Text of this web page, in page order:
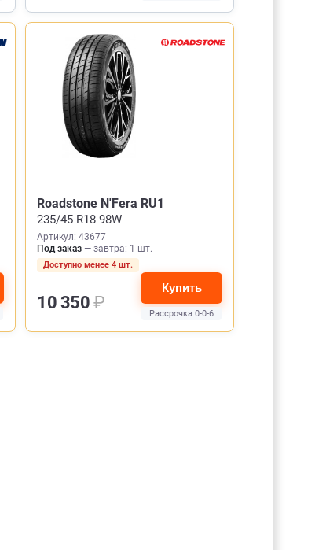
Roadstone N'Fera RU1
235/45 R18 98W
Артикул: 43677
Под заказ — завтра: 1 шт.
Доступно менее 4 шт.
10 350 ₽
Купить
Рассрочка 0-0-6